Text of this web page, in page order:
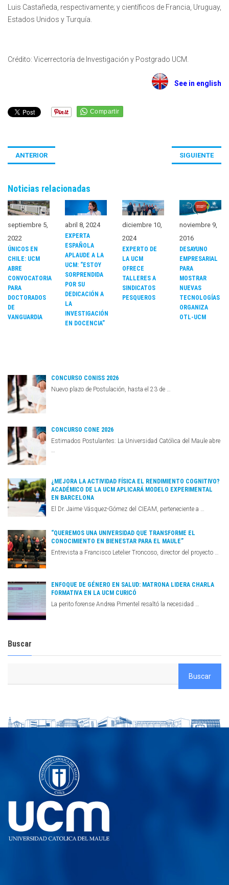
Luis Castañeda, respectivamente; y científicos de Francia, Uruguay,
Estados Unidos y Turquía.
Crédito: Vicerrectoría de Investigación y Postgrado UCM.
See in english
ANTERIOR SIGUIENTE
Noticias relacionadas
septiembre 5,
2022
ÚNICOS EN
CHILE: UCM
ABRE
CONVOCATORIA
PARA
DOCTORADOS
DE
VANGUARDIA
abril 8, 2024
EXPERTA
ESPAÑOLA
APLAUDE A LA
UCM: “ESTOY
SORPRENDIDA
POR SU
DEDICACIÓN A
LA
INVESTIGACIÓN
EN DOCENCIA”
diciembre 10,
2024
EXPERTO DE
LA UCM
OFRECE
TALLERES A
SINDICATOS
PESQUEROS
noviembre 9,
2016
DESAYUNO
EMPRESARIAL
PARA
MOSTRAR
NUEVAS
TECNOLOGÍAS
ORGANIZA
OTL-UCM
CONCURSO CONISS 2026
Nuevo plazo de Postulación, hasta el 23 de …
CONCURSO CONE 2026
Estimados Postulantes: La Universidad Católica del Maule abre
…
¿MEJORA LA ACTIVIDAD FÍSICA EL RENDIMIENTO COGNITIVO?
ACADÉMICO DE LA UCM APLICARÁ MODELO EXPERIMENTAL
EN BARCELONA
El Dr. Jaime Vásquez-Gómez del CIEAM, perteneciente a …
“QUEREMOS UNA UNIVERSIDAD QUE TRANSFORME EL
CONOCIMIENTO EN BIENESTAR PARA EL MAULE”
Entrevista a Francisco Letelier Troncoso, director del proyecto …
ENFOQUE DE GÉNERO EN SALUD: MATRONA LIDERA CHARLA
FORMATIVA EN LA UCM CURICÓ
La perito forense Andrea Pimentel resaltó la necesidad …
Buscar